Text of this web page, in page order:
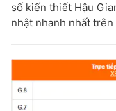
số kiến thiết Hậu
nhật nhanh nhất